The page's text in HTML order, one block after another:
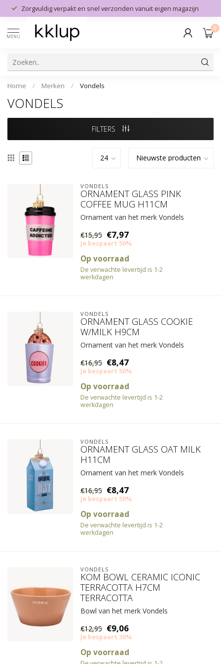
Zorgvuldig verpakt en snel verzonden vanuit eigen magazijn
MENU
0
Home / Merken / Vondels
VONDELS
FILTERS
VONDELS
ORNAMENT GLASS PINK
COFFEE MUG H11CM
Ornament van het merk Vondels
€15,95 €7,97
Je bespaart 50%
Op voorraad
De verwachte levertijd is 1-2
werkdagen
VONDELS
ORNAMENT GLASS COOKIE
W/MILK H9CM
Ornament van het merk Vondels
€16,95 €8,47
Je bespaart 50%
Op voorraad
De verwachte levertijd is 1-2
werkdagen
VONDELS
ORNAMENT GLASS OAT MILK
H11CM
Ornament van het merk Vondels
€16,95 €8,47
Je bespaart 50%
Op voorraad
De verwachte levertijd is 1-2
werkdagen
VONDELS
KOM BOWL CERAMIC ICONIC
TERRACOTTA H7CM
TERRACOTTA
Bowl van het merk Vondels
€12,95 €9,06
Je bespaart 30%
Op voorraad